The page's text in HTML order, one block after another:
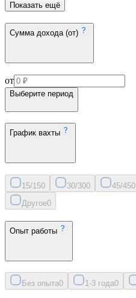
Показать ещё
Сумма дохода (от)
от
Выберите период
График вахты
15/150 30/300 45/450
Другое0
Опыт работы
Без опыта0 1-3 года0